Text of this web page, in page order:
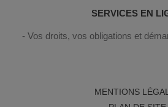
SERVICES EN
Vos droits, vos obligations et
MENTIONS